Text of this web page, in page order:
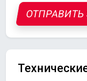
ОТПРАВИТЬ